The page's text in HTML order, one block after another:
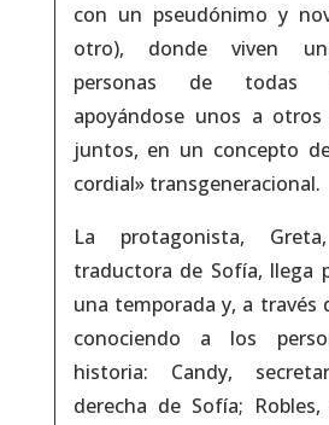
con un pseudónimo y
otro), donde viven
personas de todas
apoyándose unos a
juntos, en un concepto
cordial» transgeneracional.
La protagonista,
traductora de Sofía, llega
una temporada y, a través
conociendo a los
historia: Candy,
derecha de Sofía;